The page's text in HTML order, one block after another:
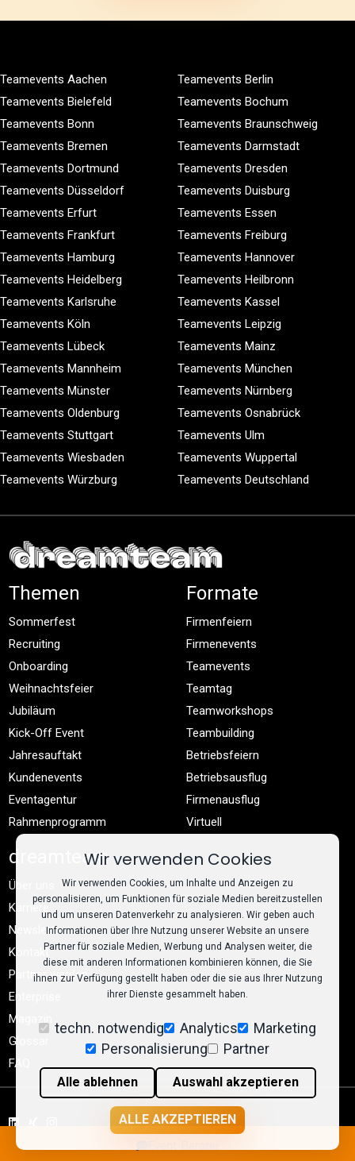
Teamevents Aachen
Teamevents Berlin
Teamevents Bielefeld
Teamevents Bochum
Teamevents Bonn
Teamevents Braunschweig
Teamevents Bremen
Teamevents Darmstadt
Teamevents Dortmund
Teamevents Dresden
Teamevents Düsseldorf
Teamevents Duisburg
Teamevents Erfurt
Teamevents Essen
Teamevents Frankfurt
Teamevents Freiburg
Teamevents Hamburg
Teamevents Hannover
Teamevents Heidelberg
Teamevents Heilbronn
Teamevents Karlsruhe
Teamevents Kassel
Teamevents Köln
Teamevents Leipzig
Teamevents Lübeck
Teamevents Mainz
Teamevents Mannheim
Teamevents München
Teamevents Münster
Teamevents Nürnberg
Teamevents Oldenburg
Teamevents Osnabrück
Teamevents Stuttgart
Teamevents Ulm
Teamevents Wiesbaden
Teamevents Wuppertal
Teamevents Würzburg
Teamevents Deutschland
Themen
Sommerfest
Recruiting
Onboarding
Weihnachtsfeier
Jubiläum
Kick-Off Event
Jahresauftakt
Kundenevents
Eventagentur
Rahmenprogramm
Formate
Firmenfeiern
Firmenevents
Teamevents
Teamtag
Teamworkshops
Teambuilding
Betriebsfeiern
Betriebsausflug
Firmenausflug
Virtuell
dreamteam
Über uns
Karriere
Newsletter
Kontakt
Partner werden
Enterprise
Magazin
Glossar
FAQ
© dreamteam 2026
Wir verwenden Cookies
Wir verwenden Cookies, um Inhalte und Anzeigen zu
personalisieren, um Funktionen für soziale Medien bereitzustellen
und um unseren Datenverkehr zu analysieren. Wir geben auch
Informationen über Ihre Nutzung unserer Website an unsere
Partner für soziale Medien, Werbung und Analysen weiter, die
diese mit anderen Informationen kombinieren können, die Sie
ihnen zur Verfügung gestellt haben oder die sie aus Ihrer Nutzung
ihrer Dienste gesammelt haben.
techn. notwendig Analytics
Marketing
Personalisierung
Partner
Alle ablehnen Auswahl akzeptieren
ALLE AKZEPTIEREN